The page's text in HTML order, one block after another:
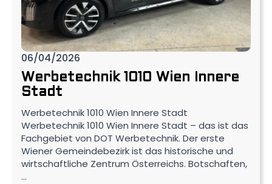
Werbetechnik 1010 Wien Innere
Stadt
06/04/2026
Werbetechnik 1010 Wien Innere Stadt
Werbetechnik 1010 Wien Innere Stadt – das ist das
Fachgebiet von DOT Werbetechnik. Der erste
Wiener Gemeindebezirk ist das historische und
wirtschaftliche Zentrum Österreichs. Botschaften,
…